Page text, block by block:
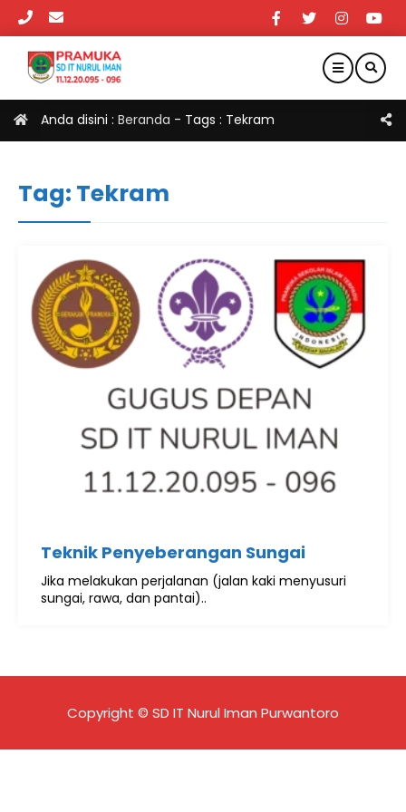
Anda disini : Beranda - Tags : Tekram
Tag: Tekram
Teknik Penyeberangan Sungai
Jika melakukan perjalanan (jalan kaki menyusuri
sungai, rawa, dan pantai)..
Copyright © SD IT Nurul Iman Purwantoro